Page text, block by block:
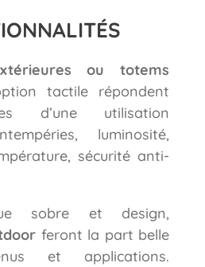
ou totems
tactile répondent
d’une utilisation
luminosité,
sécurité anti-
sobre et design,
feront la part belle
et applications.